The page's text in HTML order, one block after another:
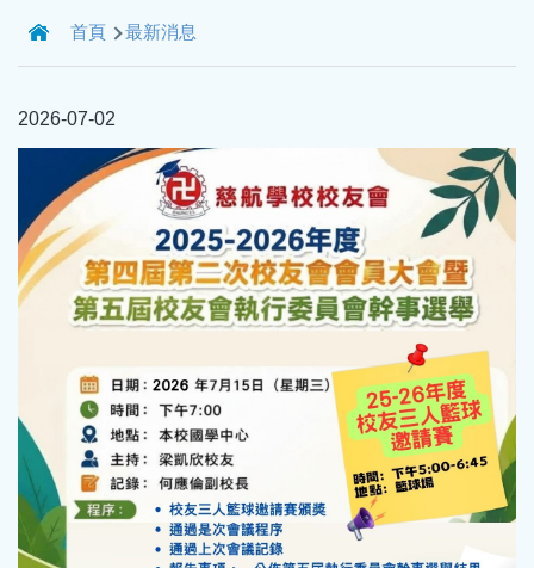
導
航
結
首頁 最新消息
2026-07-02